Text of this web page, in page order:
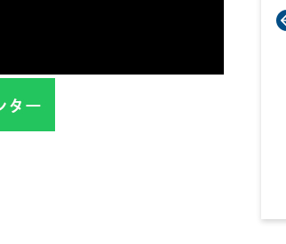
期間が令和7年12月31日まで延長されまし